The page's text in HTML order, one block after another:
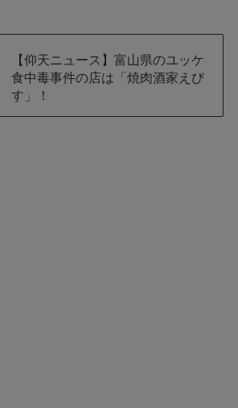
【仰天ニュース】富山県のユッケ
食中毒事件の店は「焼肉酒家えび
す」！